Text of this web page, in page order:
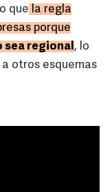
que la regla
porque
sea regional , lo
otros esquemas